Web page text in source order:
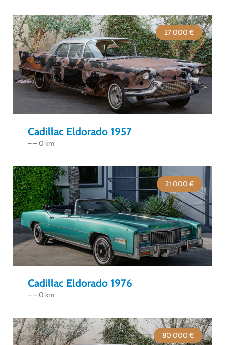
27 000 €
Cadillac Eldorado 1957
– – 0 km
21 000 €
Cadillac Eldorado 1976
– – 0 km
80 000 €